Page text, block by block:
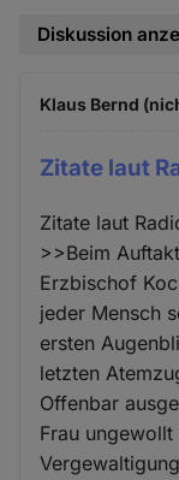
Diskussion
Klaus Bernd
Zitate laut
Zitate laut
>>Beim
Erzbischof
jeder Mensch
ersten
letzten
Offenbar
Frau